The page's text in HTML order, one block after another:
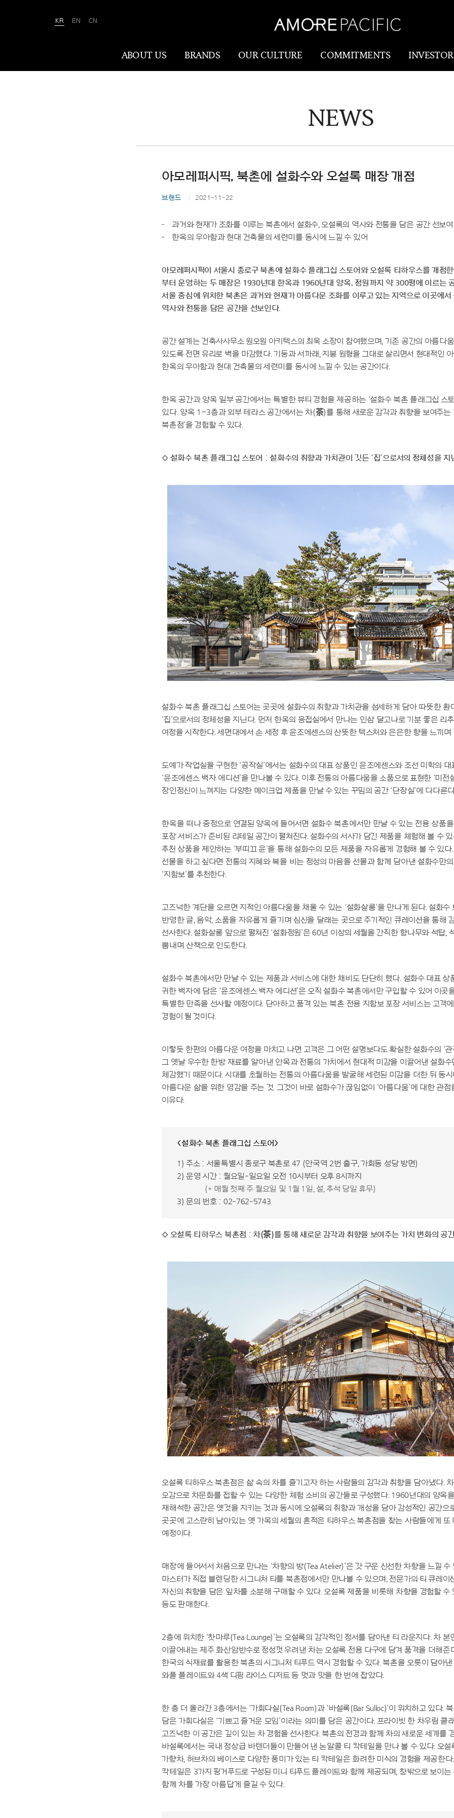
KR EN CN
ABOUT US
나이·성별·문화에 상관없이 전 세계 모든
Amorepacific
Our Values
BRANDS OUR CULTURE COMMITMENTS
NEWS
아모레퍼시픽, 북촌에 설화수와 오설록 매장 개점
브랜드 2021-11-22
과거와 현재가 조화를 이루는 북촌에서 설화수, 오설록의 역사와 전통을 담은 공간 선보여
한옥의 우아함과 현대 건축물의 세련미를 동시에 느낄 수 있어
아모레퍼시픽이 서울시 종로구 북촌에 설화수 플래그십 스토어와 오설록 티하우스를 개점
부터 운영하는 두 매장은 1930년대 한옥과 1960년대 양옥, 정원까지 약 300평에 이르는
서울 중심에 위치한 북촌은 과거와 현재가 아름다운 조화를 이루고 있는 지역으로 이곳에서
역사와 전통을 담은 공간을 선보인다.
공간 설계는 건축사사무소 원오원 아키텍스의 최욱 소장이 참여했으며, 기존 공간의 아름다
있도록 전면 유리로 벽을 마감했다. 기둥과 서까래, 지붕 원형을 그대로 살리면서 현대적인
한옥의 우아함과 현대 건축물의 세련미를 동시에 느낄 수 있는 공간이다.
한옥 공간과 양옥 일부 공간에서는 특별한 뷰티 경험을 제공하는 ‘설화수 북촌 플래그십 스
있다. 양옥 1~3층과 외부 테라스 공간에서는 차(茶)를 통해 새로운 감각과 취향을 보여주는
북촌점’을 경험할 수 있다.
◇ 설화수 북촌 플래그십 스토어 : 설화수의 취향과 가치관이 깃든 ‘집’으로서의 정체성을 지
설화수 북촌 플래그십 스토어는 곳곳에 설화수의 취향과 가치관을 섬세하게 담아 따뜻한 환
‘집’으로서의 정체성을 지닌다. 먼저 한옥의 응접실에서 만나는 인삼 달고나로 기분 좋은 리
여정을 시작한다. 세면대에서 손 세정 후 윤조에센스의 산뜻한 텍스처와 은은한 향을 느끼며
도예가 작업실을 구현한 ‘공작실’에서는 설화수의 대표 상품인 윤조에센스와 조선 미학의
‘윤조에센스 백자 에디션’을 만나볼 수 있다. 이후 전통의 아름다움을 소품으로 표현한 ‘미전
장인정신이 느껴지는 다양한 메이크업 제품을 만날 수 있는 꾸밈의 공간 ‘단장실’에 다다른
한옥을 떠나 중정으로 연결된 양옥에 들어서면 설화수 북촌에서만 만날 수 있는 전용 상품
포장 서비스가 준비된 리테일 공간이 펼쳐진다. 설화수의 서사가 담긴 제품을 체험해 볼 수 있
추천 상품을 제안하는 ‘부띠끄 윤’을 통해 설화수의 모든 제품을 자유롭게 경험해 볼 수 있
선물을 하고 싶다면 전통의 지혜와 복을 비는 정성의 마음을 선물과 함께 담아낸 설화수만
‘지함보’를 추천한다.
고즈넉한 계단을 오르면 지적인 아름다움을 채울 수 있는 ‘설화살롱’을 만나게 된다. 설화수
반영한 글, 음악, 소품을 자유롭게 즐기며 심신을 달래는 곳으로 주기적인 큐레이션을 통해
선사한다. 설화살롱 앞으로 펼쳐진 ‘설화정원’은 60년 이상의 세월을 간직한 향나무와 석탑,
뽐내며 산책으로 인도한다.
설화수 북촌에서만 만날 수 있는 제품과 서비스에 대한 채비도 단단히 했다. 설화수 대표 상
귀한 백자에 담은 ‘윤조에센스 백자 에디션’은 오직 설화수 북촌에서만 구입할 수 있어 이곳
특별한 만족을 선사할 예정이다. 단아하고 품격 있는 북촌 전용 지함보 포장 서비스는 고객
경험이 될 것이다.
이렇듯 한편의 아름다운 여정을 마치고 나면 고객은 그 어떤 설명보다도 확실한 설화수의 ‘
그 옛날 우수한 한방 재료를 알아낸 안목과 전통의 가치에서 현대적 미감을 이끌어낸 설화수
체감했기 때문이다. 시대를 초월하는 전통의 아름다움을 발굴해 세련된 미감을 더한 뒤 동
아름다운 삶을 위한 영감을 주는 것. 그것이 바로 설화수가 끊임없이 ‘아름다움’에 대한 관
이유다.
<설화수 북촌 플래그십 스토어>
1) 주소 : 서울특별시 종로구 북촌로 47 (안국역 2번 출구, 가회동 성당 방면)
2) 운영 시간 : 월요일-일요일 오전 10시부터 오후 8시까지
(* 매월 첫째 주 월요일 및 1월 1일, 설, 추석 당일 휴무)
3) 문의 번호 : 02-762-5743
◇ 오설록 티하우스 북촌점 : 차(茶)를 통해 새로운 감각과 취향을 보여주는 가치 변화의 공
오설록 티하우스 북촌점은 삶 속의 차를 즐기고자 하는 사람들의 감각과 취향을 담아냈다.
오감으로 차문화를 접할 수 있는 다양한 체험 소비의 공간들로 구성했다. 1960년대의 양옥
재해석한 공간은 옛것을 지키는 것과 동시에 오설록의 취향과 개성을 담아 감성적인 공간으
곳곳에 고스란히 남아있는 옛 가옥의 세월의 흔적은 티하우스 북촌점을 찾는 사람들에게 또
예정이다.
매장에 들어서서 처음으로 만나는 ‘차향의 방(Tea Atelier)’은 갓 구운 신선한 차향을 느낄 수
마스터가 직접 블렌딩한 시그니처 티를 북촌점에서만 만나볼 수 있으며, 전문가의 티 큐레이
자신의 취향을 담은 잎차를 소분해 구매할 수 있다. 오설록 제품을 비롯해 차향을 경험할 수
등도 판매한다.
2층에 위치한 ‘찻마루(Tea Lounge)’는 오설록의 감각적인 정서를 담아낸 티 라운지다. 차 본
이끌어내는 제주 화산암반수로 정성껏 우려낸 차는 오설록 전용 다구에 담겨 품격을 더해준
한국의 식재료를 활용한 북촌의 시그니처 티푸드 역시 경험할 수 있다. 북촌을 오롯이 담아
와플 플레이트와 4색 디핑 라이스 디저트 등 멋과 맛을 한 번에 잡았다.
한 층 더 올라간 3층에서는 ‘가회다실(Tea Room)과 ‘바설록(Bar Sulloc)’이 위치하고 있다.
담은 가회다실은 ‘기쁘고 즐거운 모임’이라는 의미를 담은 공간이다. 프라이빗 한 차우림 클
고즈넉한 이 공간은 깊이 있는 차 경험을 선사한다. 북촌의 전경과 함께 차의 새로운 세계를
바설록에서는 국내 정상급 바텐더들이 만들어 낸 논알콜 티 칵테일을 만나 볼 수 있다. 오설
가향차, 허브차의 베이스로 다양한 풍미가 있는 티 칵테일은 화려한 미식의 경험을 제공한다
칵테일은 3가지 핑거푸드로 구성된 미니 티푸드 플레이트와 함께 제공되며, 창밖으로 보이
함께 차를 가장 아름답게 즐길 수 있다.